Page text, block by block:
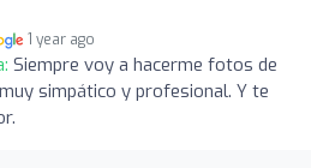
1 year ago
Siempre voy a hacerme fotos de
simpático y profesional. Y te